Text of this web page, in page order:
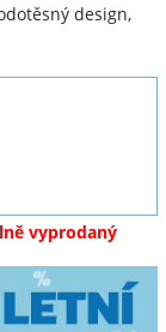
design,
vyprodaný